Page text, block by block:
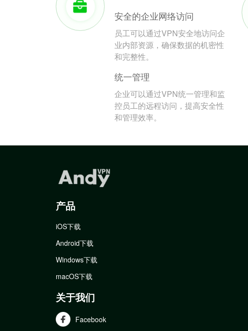
安全的企业网络访问
员工可以通过VPN安全地访问企
业内部资源，确保数据的机密性
和完整性。
统一管理
企业可以通过VPN统一管理和监
控员工的远程访问，提高安全性
和管理效率。
产品
iOS下载
Android下载
Windows下载
macOS下载
关于我们
Facebook